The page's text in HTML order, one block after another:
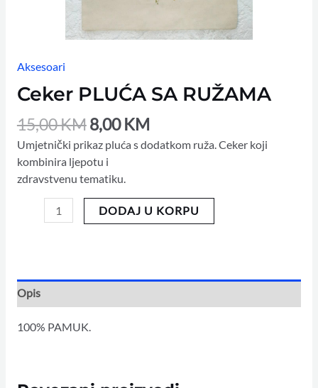
Aksesoari
Ceker PLUĆA SA RUŽAMA
15,00KM8,00KM
Umjetnički prikaz pluća s dodatkom ruža. Ceker koji
kombinira ljepotu i
zdravstvenu tematiku.
DODAJ U KORPU
Opis
100% PAMUK.